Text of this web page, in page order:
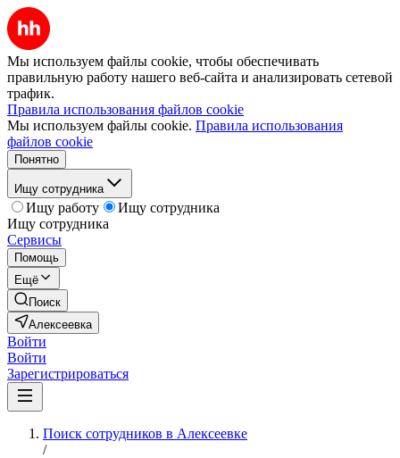
Мы используем файлы cookie, чтобы обеспечивать
правильную работу нашего веб-сайта и анализировать сетевой
трафик.
Правила использования файлов cookie
Мы используем файлы cookie. Правила использования
файлов cookie
Понятно
Ищу сотрудника
Ищу работу
Ищу сотрудника
Ищу сотрудника
Сервисы
Помощь
Ещё
Поиск
Алексеевка
Войти
Войти
Зарегистрироваться
Поиск сотрудников в Алексеевке
/